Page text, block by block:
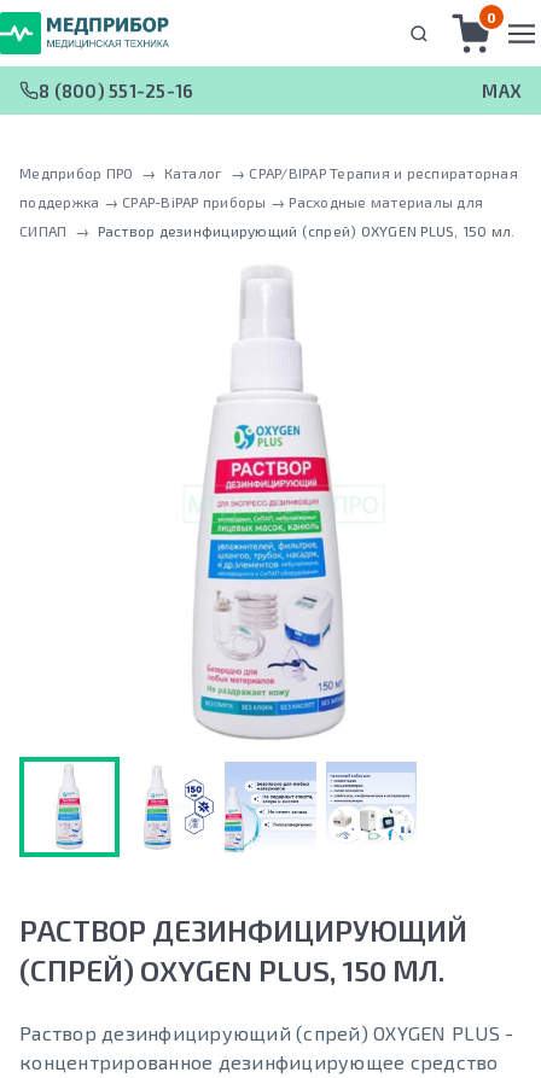
0
8 (800) 551-25-16 MAX
Медприбор ПРО → Каталог → CPAP/BIPAP Терапия и респираторная
поддержка → CPAP-BiPAP приборы → Расходные материалы для
СИПАП
→ Раствор дезинфицирующий (спрей) OXYGEN PLUS, 150 мл.
РАСТВОР ДЕЗИНФИЦИРУЮЩИЙ
(СПРЕЙ) OXYGEN PLUS, 150 МЛ.
Раствор дезинфицирующий (спрей) OXYGEN PLUS -
концентрированное дезинфицирующее средство